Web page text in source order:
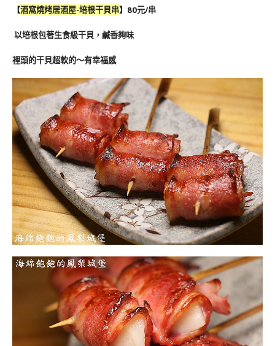
【酒窩燒烤居酒屋-培根干貝串】80元/串
以培根包著生食級干貝，鹹香夠味
裡頭的干貝超軟的～有幸福感